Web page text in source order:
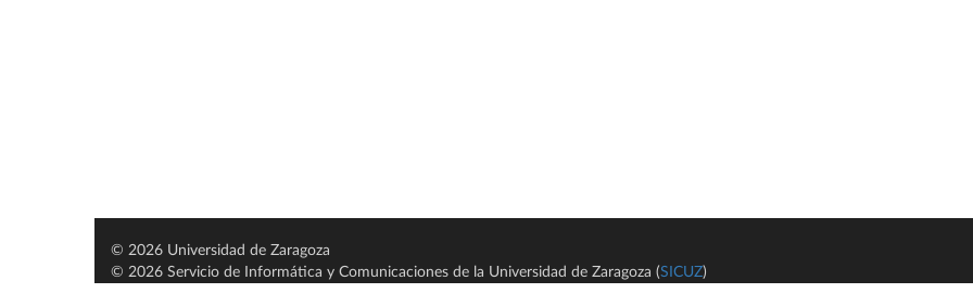
© 2026 Universidad de Zaragoza
© 2026 Servicio de Informática y Comunicaciones de la Universidad de Zaragoza (SICUZ)